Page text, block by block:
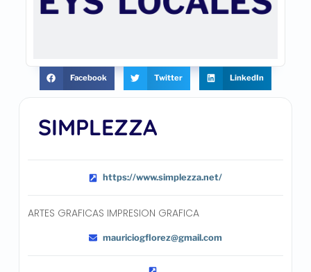
SIMPLEZZA
https://www.simplezza.net/
ARTES GRAFICAS IMPRESION GRAFICA
mauriciogflorez@gmail.com
Facebook Twitter LinkedIn